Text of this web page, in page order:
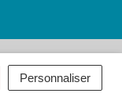
Personnaliser